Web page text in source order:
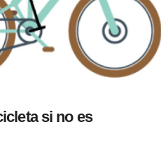
si no es